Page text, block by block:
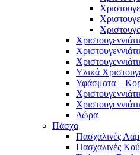
Υλικά
Υφάσματα –
Δώρα
Πάσχα
Πασχαλινές
Πασχαλινές